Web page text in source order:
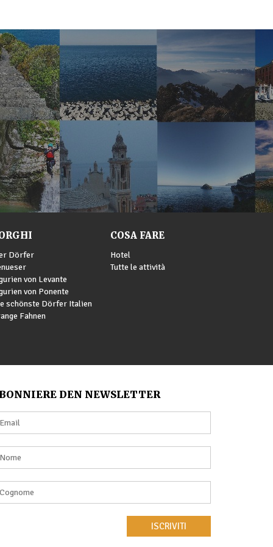
Dörfer
von Levante
von Ponente
schönste Dörfer Italien
Fahnen
COSA FARE
Hotel
Tutte le attività
DEN NEWSLETTER
ISCRIVITI